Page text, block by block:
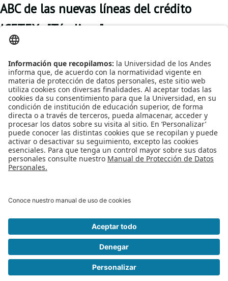
ABC de las nuevas líneas del crédito
ICETEX - "Tú eliges"
estudiantes
colombianos podrán
elegir entre cinco opciones de crédito y optar por la línea que quieran
pagar durante la época de estudios. ‘Tú Eliges’, el nuevo sistema de
crédito educativo le permitirá a los jóvenes acceder a la educación
superior mediante esta financiación para sufragar los costos de sus
matrículas de pregrado y posgrado, dentro y fuera del país, a partir del
segundo semestre del 2015.
Publicado en Noticias
Etiquetado bajo